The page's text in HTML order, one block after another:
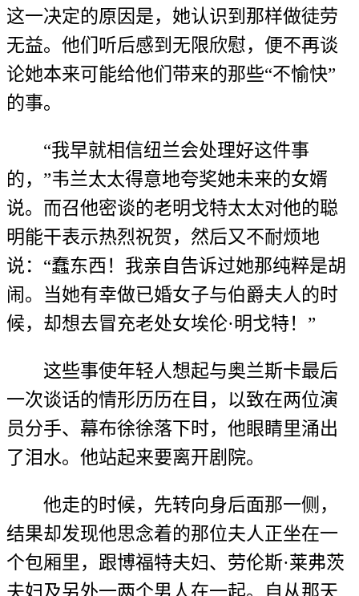
这一决定的原因是，她认识到那样做徒劳
无益。他们听后感到无限欣慰，便不再谈
论她本来可能给他们带来的那些“不愉快”
的事。
“我早就相信纽兰会处理好这件事
的，”韦兰太太得意地夸奖她未来的女婿
说。而召他密谈的老明戈特太太对他的聪
明能干表示热烈祝贺，然后又不耐烦地
说：“蠢东西！我亲自告诉过她那纯粹是胡
闹。当她有幸做已婚女子与伯爵夫人的时
候，却想去冒充老处女埃伦·明戈特！”
这些事使年轻人想起与奥兰斯卡最后
一次谈话的情形历历在目，以致在两位演
员分手、幕布徐徐落下时，他眼睛里涌出
了泪水。他站起来要离开剧院。
他走的时候，先转向身后面那一侧，
结果却发现他思念着的那位夫人正坐在一
个包厢里，跟博福特夫妇、劳伦斯·莱弗茨
夫妇及另外一两个男人在一起。自从那天